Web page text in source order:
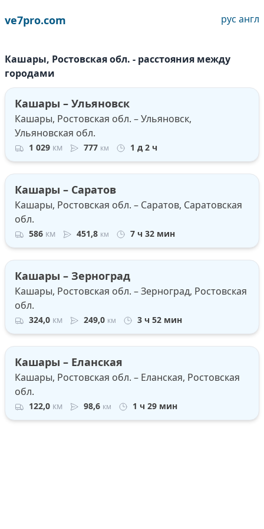
ve7pro.com рус англ
Кашары, Ростовская обл. - расстояния между
городами
Кашары – Ульяновск
Кашары, Ростовская обл. – Ульяновск,
Ульяновская обл.
1 029 км 777 км 1 д 2 ч
Кашары – Саратов
Кашары, Ростовская обл. – Саратов, Саратовская
обл.
586 км 451,8 км 7 ч 32 мин
Кашары – Зерноград
Кашары, Ростовская обл. – Зерноград, Ростовская
обл.
324,0 км 249,0 км 3 ч 52 мин
Кашары – Еланская
Кашары, Ростовская обл. – Еланская, Ростовская
обл.
122,0 км 98,6 км 1 ч 29 мин